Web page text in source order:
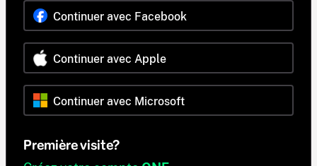
Continuer avec Facebook
Continuer avec Apple
Continuer avec Microsoft
Première visite?